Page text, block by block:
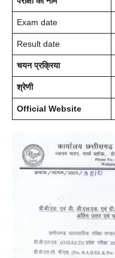
Exam date
Result date
चयन प्रक्रिया
श्रेणी
Official Website